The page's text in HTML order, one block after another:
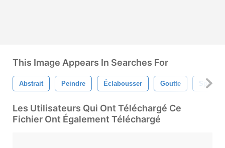
This Image Appears In Searches For
Abstrait Peindre Éclabousser Goutte Splat
Les Utilisateurs Qui Ont Téléchargé Ce
Fichier Ont Également Téléchargé